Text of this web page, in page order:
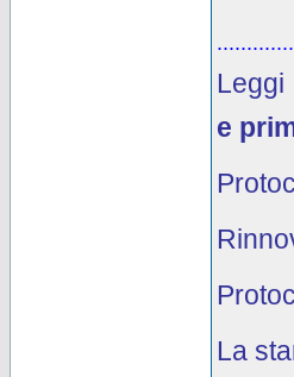
Leggi
e
La